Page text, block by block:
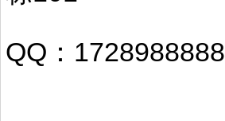
QQ：1728988888